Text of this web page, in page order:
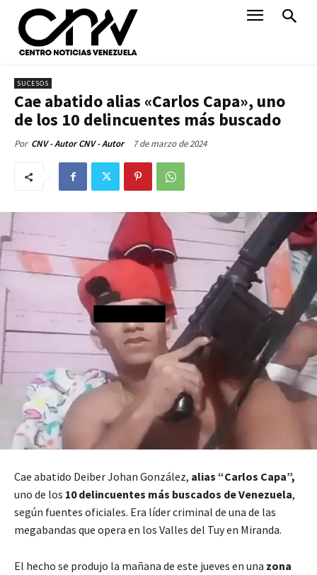
SUCESOS
Cae abatido alias «Carlos Capa», uno
de los 10 delincuentes más buscado
Por CNV - Autor CNV - Autor 7 de marzo de 2024
Cae abatido Deiber Johan González, alias “Carlos Capa”,
uno de los 10 delincuentes más buscados de Venezuela,
según fuentes oficiales. Era líder criminal de una de las
megabandas que opera en los Valles del Tuy en Miranda.
El hecho se produjo la mañana de este jueves en una zona